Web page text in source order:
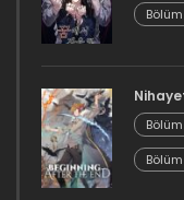
1 Ocak 2023
1 Ocak 2023
Bölüm 94
Kısım